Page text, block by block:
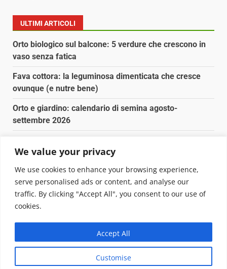
We value your privacy
We use cookies to enhance your browsing experience,
serve personalised ads or content, and analyse our
traffic. By clicking "Accept All", you consent to our use of
cookies.
Customise
Accept All
ULTIMI ARTICOLI
Orto biologico sul balcone: 5 verdure che crescono in
vaso senza fatica
Fava cottora: la leguminosa dimenticata che cresce
ovunque (e nutre bene)
Orto e giardino: calendario di semina agosto-
settembre 2026
Fava cottora: come cucinarla, quando è di stagione e
perché vale la pena
Copyright © 2025 Biopianeta.it proprietà di Jws Media
Questo blog non è una testata giornalistica, in quanto
viene aggiornato senza alcuna periodicità. Non può
pertanto considerarsi un prodotto editoriale ai sensi
della legge n. 62 del 07.03.2001|DarkNewsvon AF